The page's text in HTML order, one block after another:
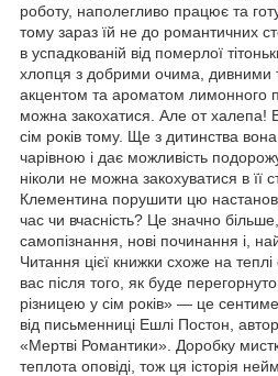
роботу, наполегливо працює та
тому зараз їй не до романтичних
в успадкованій від померлої
хлопця з добрими очима, дивними
акцентом та ароматом лимонного
можна закохатися. Але от халепа!
сім років тому. Ще з дитинства
чарівною і дає можливість
ніколи не можна закохуватися в її
Клементина порушити цю
час чи вчасність? Це значно
самопізнання, нові починання і,
Читання цієї книжки схоже на
вас після того, як буде
різницею у сім років» — це
від письменниці Ешлі Постон,
«Мертві Романтики». Доробку
теплота оповіді, тож ця історія